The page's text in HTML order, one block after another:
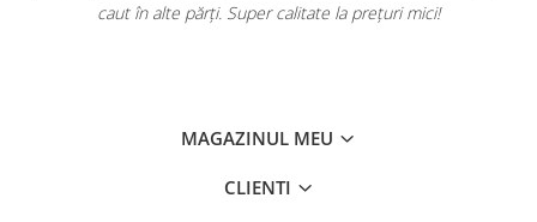
caut în alte părți. Super calitate la prețuri mici!
MAGAZINUL MEU
CLIENTI